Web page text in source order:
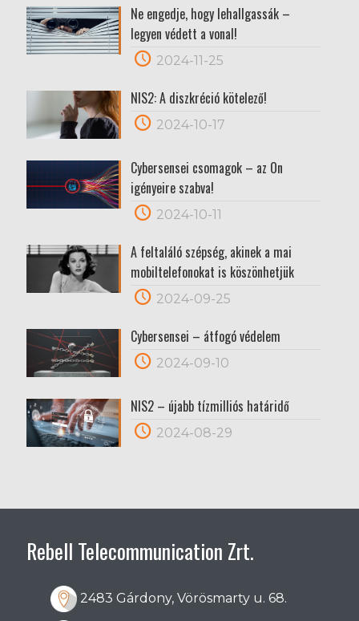
Ne engedje, hogy lehallgassák –
legyen védett a vonal!
2024-11-25
NIS2: A diszkréció kötelező!
2024-10-17
Cybersensei csomagok – az Ön
igényeire szabva!
2024-10-11
A feltaláló szépség, akinek a mai
mobiltelefonokat is köszönhetjük
2024-09-25
Cybersensei – átfogó védelem
2024-09-10
NIS2 – újabb tízmilliós határidő
2024-08-29
Rebell Telecommunication Zrt.
2483 Gárdony, Vörösmarty u. 68.